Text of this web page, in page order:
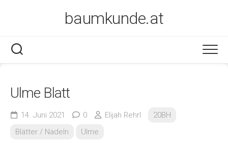
baumkunde.at
Ulme Blatt
14. Juni 2021 0 Elijah Rehrl
20BH
Blätter / Nadeln
Ulme